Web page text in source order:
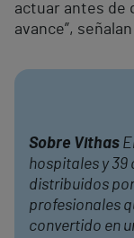
actuar antes de
avance”,
Sobre Vithas
hospitales y 39
distribuidos
profesionales
convertido en